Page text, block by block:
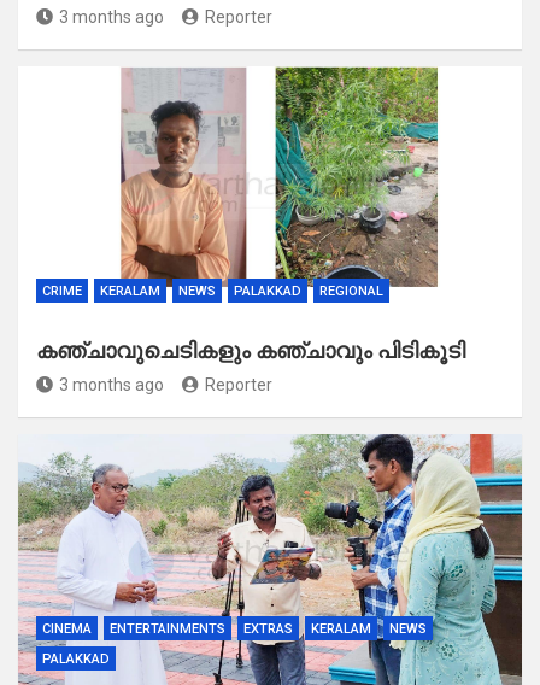
3 months ago Reporter
CRIME KERALAM NEWS PALAKKAD REGIONAL
കഞ്ചാവുചെടികളും കഞ്ചാവും പിടികൂടി
3 months ago Reporter
CINEMA ENTERTAINMENTS EXTRAS KERALAM
NEWS
PALAKKAD